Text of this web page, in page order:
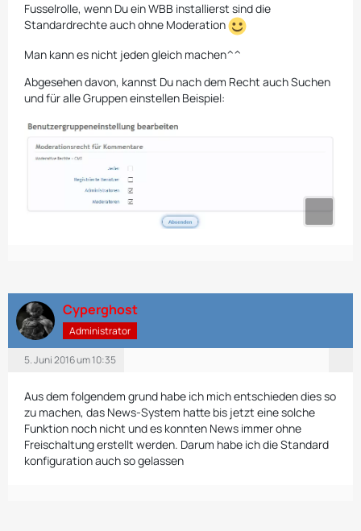
Fusselrolle, wenn Du ein WBB installierst sind die
Standardrechte auch ohne Moderation
Man kann es nicht jeden gleich machen^^
Abgesehen davon, kannst Du nach dem Recht auch Suchen
und für alle Gruppen einstellen Beispiel:
Cyperghost
Administrator
5. Juni 2016 um 10:35
Aus dem folgendem grund habe ich mich entschieden dies so
zu machen, das News-System hatte bis jetzt eine solche
Funktion noch nicht und es konnten News immer ohne
Freischaltung erstellt werden. Darum habe ich die Standard
konfiguration auch so gelassen